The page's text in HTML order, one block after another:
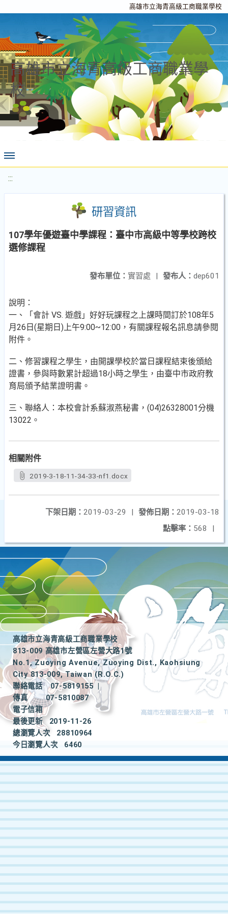
高雄市立海青高級工商職業學校
高雄市立海青高級工商職業學
校
:::
研習資訊
107學年優遊臺中學課程：臺中市高級中等學校跨校
選修課程
發布人： dep601
發布單位： 實習處 |
說明：
一、「會計 VS. 遊戲」好好玩課程之上課時間訂於108年5
月26日(星期日)上午9:00~12:00，有關課程報名訊息請參閱
附件。
二、修習課程之學生，由開課學校於當日課程結束後頒給
證書，參與時數累計超過18小時之學生，由臺中市政府教
育局頒予結業證明書。
三、聯絡人：本校會計系蘇淑燕秘書，(04)26328001分機
13022。
相關附件
2019-3-18-11-34-33-nf1.docx
發佈日期： 2019-03-18
下架日期： 2019-03-29
|
點擊率： 568 |
高雄市立海青高級工商職業學校
813-009 高雄市左營區左營大路1號
No.1, Zuoying Avenue, Zuoying Dist., Kaohsiung
City 813-009, Taiwan (R.O.C.)
聯絡電話
07-5819155
|
傳真
07-5810087
電子信箱
最後更新
2019-11-26
總瀏覽人次
28810964
今日瀏覽人次
6460